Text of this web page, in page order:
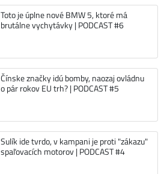
Toto je úplne nové BMW 5, ktoré má
brutálne vychytávky | PODCAST #6
Čínske značky idú bomby, naozaj ovládnu
o pár rokov EU trh? | PODCAST #5
Sulík ide tvrdo, v kampani je proti "zákazu"
spaľovacích motorov | PODCAST #4